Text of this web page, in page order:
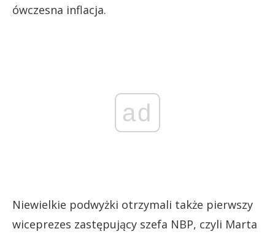
ówczesna inflacja.
ad
Niewielkie podwyżki otrzymali także pierwszy
wiceprezes zastępujący szefa NBP, czyli Marta